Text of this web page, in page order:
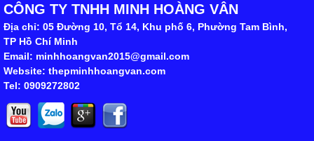
CÔNG TY TNHH MINH HOÀNG VÂN
Địa chỉ: 05 Đường 10, Tổ 14, Khu phố 6, Phường Tam Bình,
TP Hồ Chí Minh
Email: minhhoangvan2015@gmail.com
Website: thepminhhoangvan.com
Tel: 0909272802